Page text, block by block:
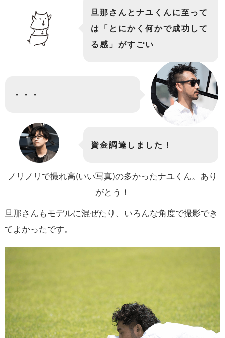
旦那さんとナユくんに至って
は「とにかく何かで成功して
る感」がすごい
・・・
資金調達しました！
ノリノリで撮れ高(いい写真)の多かったナユくん。あり
がとう！
旦那さんもモデルに混ぜたり、いろんな角度で撮影でき
てよかったです。